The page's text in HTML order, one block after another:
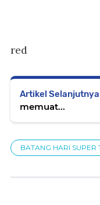
red
Artikel Selanjutnya
memuat...
BATANG HARI SUPER